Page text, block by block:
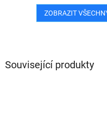
Související produkty
ZOBRAZIT